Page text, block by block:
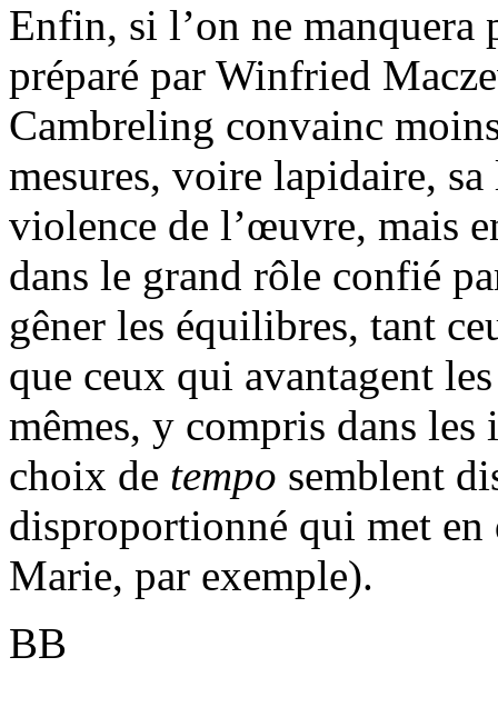
Enfin, si l’on ne manquera
préparé par Winfried
Cambreling convainc
mesures, voire lapidaire,
violence de l’œuvre, mais
dans le grand rôle confié
gêner les équilibres, tant
que ceux qui avantagent
mêmes, y compris dans
choix de tempo semblent
disproportionné qui met
Marie, par exemple).
BB